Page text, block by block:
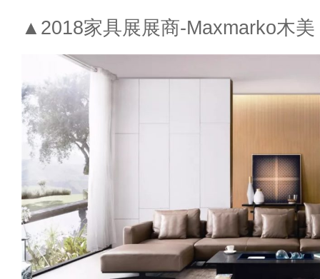
▲2018家具展展商-Maxmarko木